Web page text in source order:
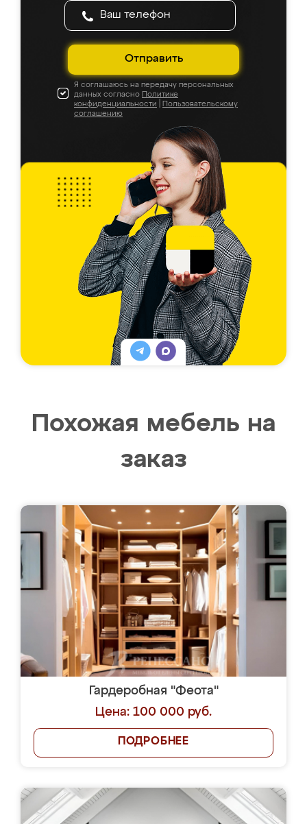
Отправить
Я соглашаюсь на передачу персональных
данных согласно Политике
конфиденциальности
Пользовательскому
соглашению
Похожая мебель на
заказ
Гардеробная "Феота"
Цена: 100 000 руб.
ПОДРОБНЕЕ